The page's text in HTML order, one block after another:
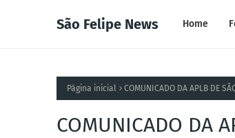
São Felipe News Home
Página inicial COMUNICADO DA APLB DE
COMUNICADO DA